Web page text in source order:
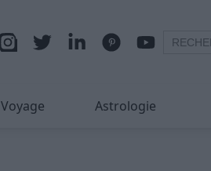
Voyage Astrologie